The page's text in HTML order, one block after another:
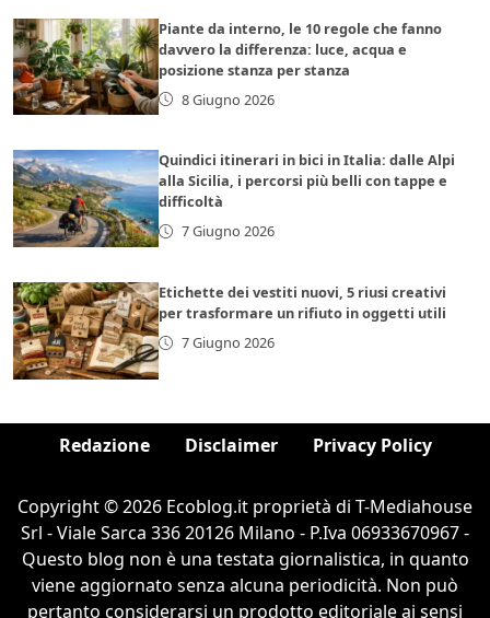
Piante da interno, le 10 regole che fanno
davvero la differenza: luce, acqua e
posizione stanza per stanza
8 Giugno 2026
Quindici itinerari in bici in Italia: dalle Alpi
alla Sicilia, i percorsi più belli con tappe e
difficoltà
7 Giugno 2026
Etichette dei vestiti nuovi, 5 riusi creativi
per trasformare un rifiuto in oggetti utili
7 Giugno 2026
Redazione Disclaimer Privacy Policy
Copyright © 2026 Ecoblog.it proprietà di T-Mediahouse
Srl - Viale Sarca 336 20126 Milano - P.Iva 06933670967 -
Questo blog non è una testata giornalistica, in quanto
viene aggiornato senza alcuna periodicità. Non può
pertanto considerarsi un prodotto editoriale ai sensi